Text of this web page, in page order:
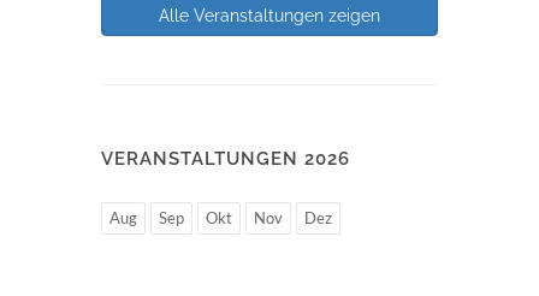
Alle Veranstaltungen zeigen
VERANSTALTUNGEN 2026
Aug Sep Okt Nov Dez